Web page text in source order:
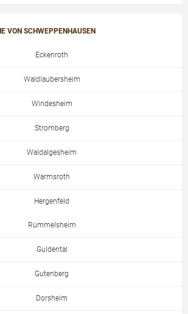
VON SCHWEPPENHAUSEN
Eckenroth
Waldlaubersheim
Windesheim
Stromberg
Waldalgesheim
Warmsroth
Hergenfeld
Rümmelsheim
Guldental
Gutenberg
Dorsheim